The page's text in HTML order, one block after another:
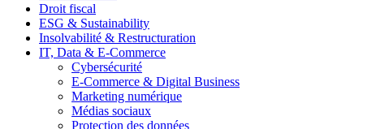
Droit fiscal
ESG & Sustainability
Insolvabilité & Restructuration
IT, Data & E-Commerce
Cybersécurité
E-Commerce & Digital Business
Marketing numérique
Médias sociaux
Protection des données